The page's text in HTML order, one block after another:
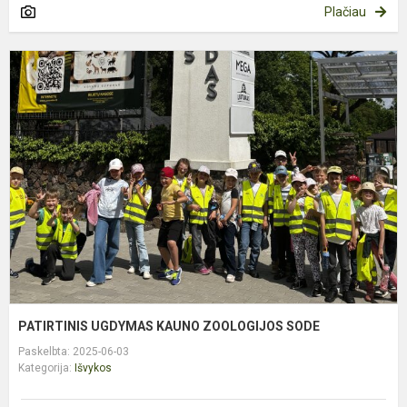
Plačiau
PATIRTINIS UGDYMAS KAUNO ZOOLOGIJOS SODE
Paskelbta: 2025-06-03
Kategorija: Išvykos